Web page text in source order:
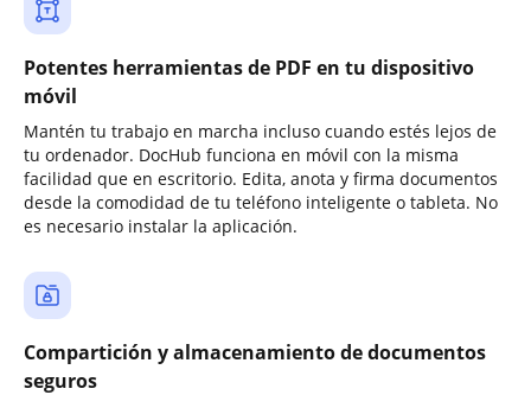
Potentes herramientas de PDF en tu dispositivo
móvil
Mantén tu trabajo en marcha incluso cuando estés lejos de
tu ordenador. DocHub funciona en móvil con la misma
facilidad que en escritorio. Edita, anota y firma documentos
desde la comodidad de tu teléfono inteligente o tableta. No
es necesario instalar la aplicación.
Compartición y almacenamiento de documentos
seguros